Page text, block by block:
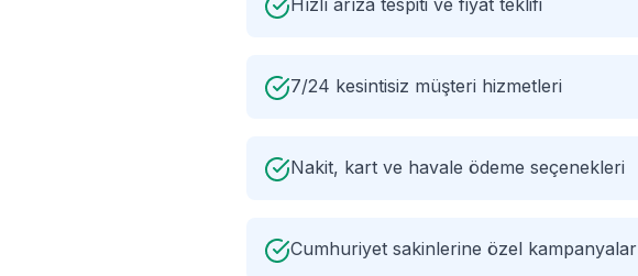
Hızlı arıza tespiti ve fiyat teklifi
7/24 kesintisiz müşteri hizmetleri
Nakit, kart ve havale ödeme seçenekleri
Cumhuriyet sakinlerine özel kampanyalar